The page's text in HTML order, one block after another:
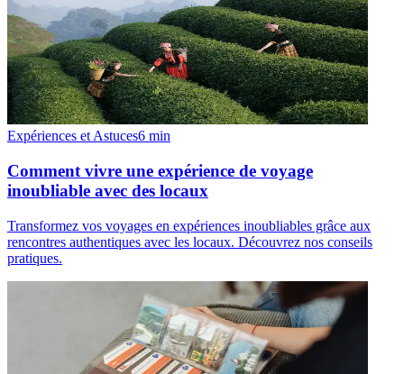
Expériences et Astuces6 min
Comment vivre une expérience de voyage
inoubliable avec des locaux
Transformez vos voyages en expériences inoubliables grâce aux
rencontres authentiques avec les locaux. Découvrez nos conseils
pratiques.